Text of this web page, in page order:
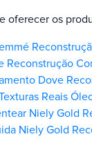
oferecer os
Reconstrução
Dove
Reais
Niely Gold
Niely Gold